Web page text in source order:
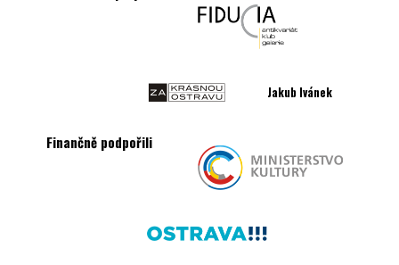
Jakub Ivánek
Finančně podpořili